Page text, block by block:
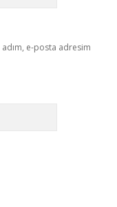
e-posta adresim